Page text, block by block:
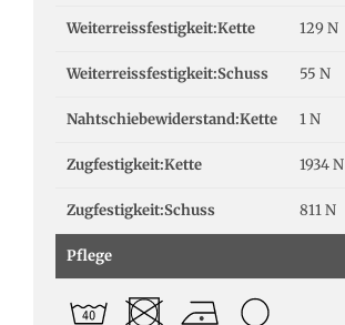
Weiterreissfestigkeit:Kette 129 N
Weiterreissfestigkeit:Schuss 55 N
Nahtschiebewiderstand:Kette 1 N
Zugfestigkeit:Kette 1934 N
Zugfestigkeit:Schuss 811 N
Pflege